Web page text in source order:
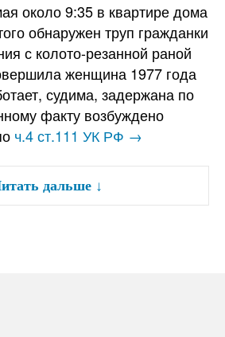
около 9:35 в квартире дома
обнаружен труп гражданки
с колото-резанной раной
женщина 1977 года
судима, задержана по
факту возбуждено
ч.4 ст.111 УК РФ →
дальше ↓